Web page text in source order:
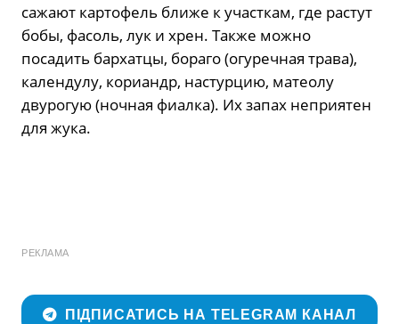
сажают картофель ближе к участкам, где растут
бобы, фасоль, лук и хрен. Также можно
посадить бархатцы, бораго (огуречная трава),
календулу, кориандр, настурцию, матеолу
двурогую (ночная фиалка). Их запах неприятен
для жука.
РЕКЛАМА
ПІДПИСАТИСЬ НА TELEGRAM КАНАЛ